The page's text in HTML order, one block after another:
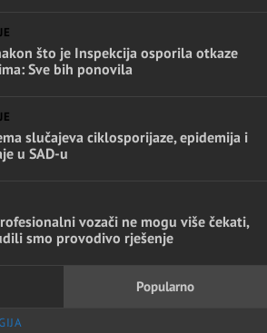
što je Inspekcija osporila otkaze
Sve bih ponovila
slučajeva ciklosporijaze, epidemija i
u SAD-u
vozači ne mogu više čekati,
smo provodivo rješenje
Popularno